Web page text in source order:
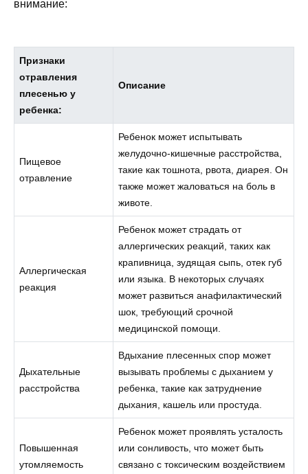
внимание:
Признаки
отравления
плесенью у
ребенка:
Описание
Пищевое
отравление
Ребенок может испытывать
желудочно-кишечные расстройства,
такие как тошнота, рвота, диарея. Он
также может жаловаться на боль в
животе.
Аллергическая
реакция
Ребенок может страдать от
аллергических реакций, таких как
крапивница, зудящая сыпь, отек губ
или языка. В некоторых случаях
может развиться анафилактический
шок, требующий срочной
медицинской помощи.
Дыхательные
расстройства
Вдыхание плесенных спор может
вызывать проблемы с дыханием у
ребенка, такие как затруднение
дыхания, кашель или простуда.
Повышенная
утомляемость
Ребенок может проявлять усталость
или сонливость, что может быть
связано с токсическим воздействием